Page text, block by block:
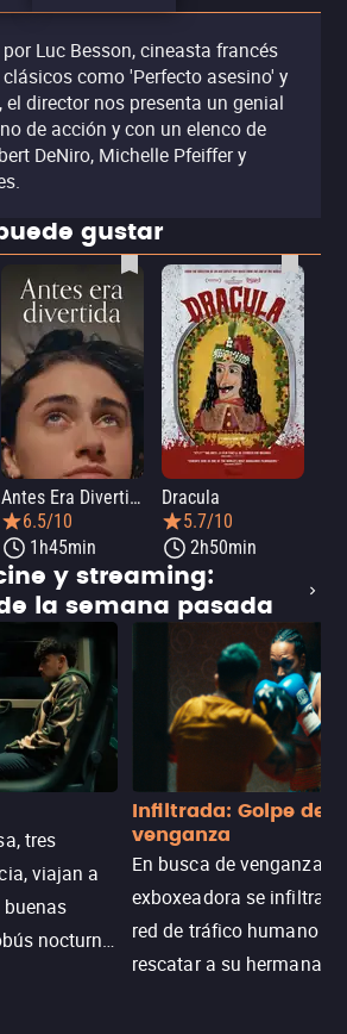
Luc Besson, cineasta francés
como 'Perfecto asesino' y
el director nos presenta un genial
de acción y con un elenco de
DeNiro, Michelle Pfeiffer y
gustar
Antes Era Divertida
6.5/10
1h45min
Dracula
5.7/10
2h50min
y streaming:
la semana pasada
tres
viajan a
nocturno
Infiltrada: Golpe de
venganza
En busca de venganza,
exboxeadora se infiltra
red de tráfico humano
rescatar a su hermana